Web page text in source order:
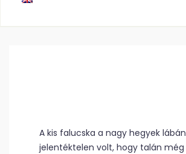
A kis falucska a nagy hegyek
jelentéktelen volt, hogy talán